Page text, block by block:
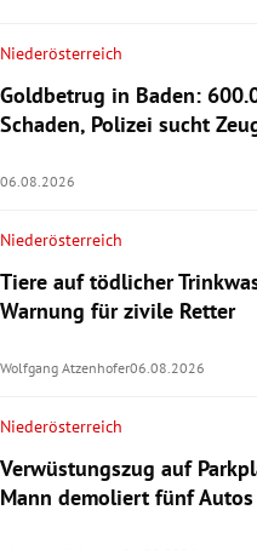
Niederösterreich
Goldbetrug in Baden:
Schaden, Polizei sucht
06.08.2026
Niederösterreich
Tiere auf tödlicher
Warnung für zivile Retter
Wolfgang Atzenhofer06.08.2026
Niederösterreich
Verwüstungszug auf
Mann demoliert fünf Autos